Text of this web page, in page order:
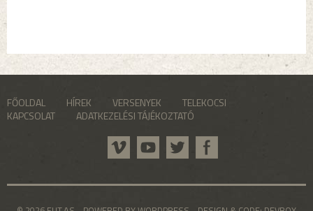
FŐOLDAL HÍREK VERSENYEK
TELEKOCSI
KAPCSOLAT
ADATKEZELÉSI TÁJÉKOZTATÓ